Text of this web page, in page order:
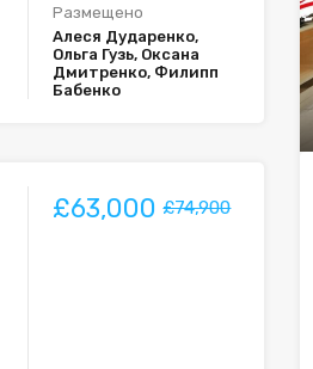
Размещено
Алеся Дударенко,
Ольга Гузь, Оксана
Дмитренко, Филипп
Бабенко
£63,000 £74,900